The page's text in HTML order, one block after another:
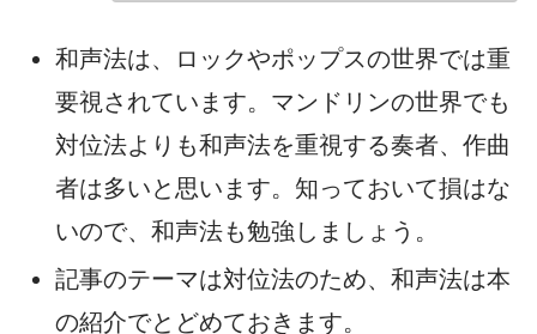
和声法は、ロックやポップスの世界では重
要視されています。マンドリンの世界でも
対位法よりも和声法を重視する奏者、作曲
者は多いと思います。知っておいて損はな
いので、和声法も勉強しましょう。
記事のテーマは対位法のため、和声法は本
の紹介でとどめておきます。